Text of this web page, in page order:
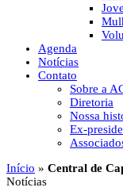
Agenda
Notícias
Contato
Sobre a
Diretoria
Nossa
Ex-
Início » Central de
Notícias